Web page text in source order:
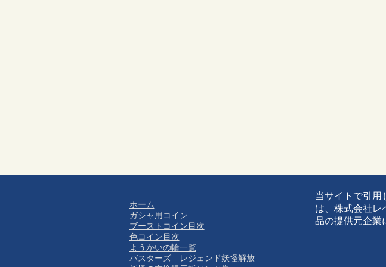
ホーム
ガシャ用コイン
ブーストコイン目次
色コイン目次
ようかいの輪一覧
バスターズ レジェンド妖怪解放
当サイトで引用
は、株式会社レ
品の提供元企業